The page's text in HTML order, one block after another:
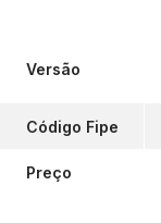
Versão
Código Fipe
Preço